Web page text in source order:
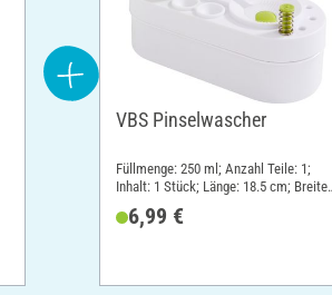
VBS Pinselwascher
Füllmenge: 250 ml; Anzahl Teile: 1;
Inhalt: 1 Stück; Länge: 18.5 cm; Breite:
Kunststoff
6,99 €